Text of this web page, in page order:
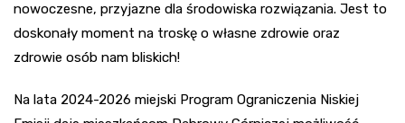
nowoczesne, przyjazne dla środowiska rozwiązania. Jest to
doskonały moment na troskę o własne zdrowie oraz
zdrowie osób nam bliskich!
Na lata 2024-2026 miejski Program Ograniczenia Niskiej